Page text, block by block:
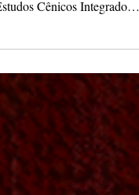
de Ponta Grossa terá
Cênicos Integrado
uma reflexão sensível
nas artes e na vida
resultado de um
narra a trajetória de Ida ,
abandonar sua rotina e
em busca de si mesma.